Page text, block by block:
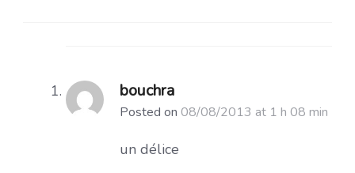
bouchra
Posted on 08/08/2013 at 1 h 08 min
un délice